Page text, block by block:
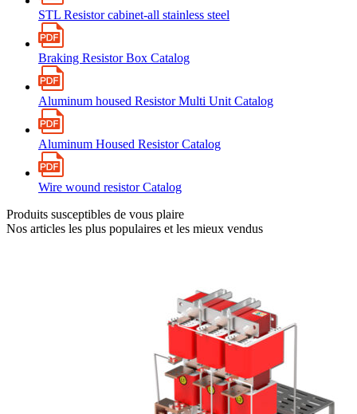
STL Resistor cabinet-all stainless steel
Braking Resistor Box Catalog
Aluminum housed Resistor Multi Unit Catalog
Aluminum Housed Resistor Catalog
Wire wound resistor Catalog
Produits susceptibles de vous plaire
Nos articles les plus populaires et les mieux vendus